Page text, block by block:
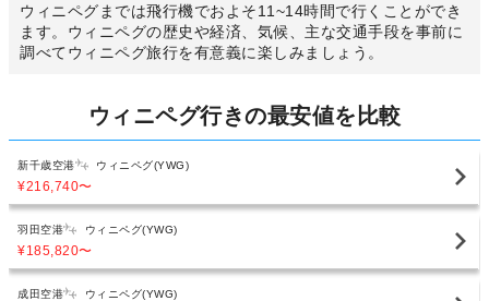
ウィニペグまでは飛行機でおよそ11~14時間で行くことができ
ます。ウィニペグの歴史や経済、気候、主な交通手段を事前に
調べてウィニペグ旅行を有意義に楽しみましょう。
ウィニペグ行きの最安値を比較
新千歳空港 ウィニペグ(YWG)
¥216,740〜
羽田空港 ウィニペグ(YWG)
¥185,820〜
成田空港 ウィニペグ(YWG)